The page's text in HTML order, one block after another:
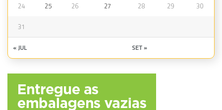
24 25 26 27 28 29 30
31
« JUL SET »